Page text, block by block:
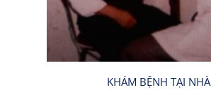
KHÁM BỆNH TẠI NHÀ